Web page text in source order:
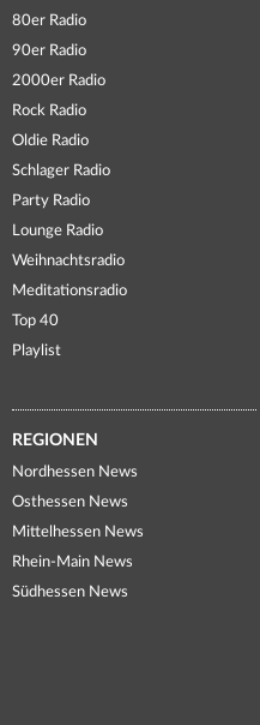
80er Radio
90er Radio
2000er Radio
Rock Radio
Oldie Radio
Schlager Radio
Party Radio
Lounge Radio
Weihnachtsradio
Meditationsradio
Top 40
Playlist
REGIONEN
Nordhessen News
Osthessen News
Mittelhessen News
Rhein-Main News
Südhessen News